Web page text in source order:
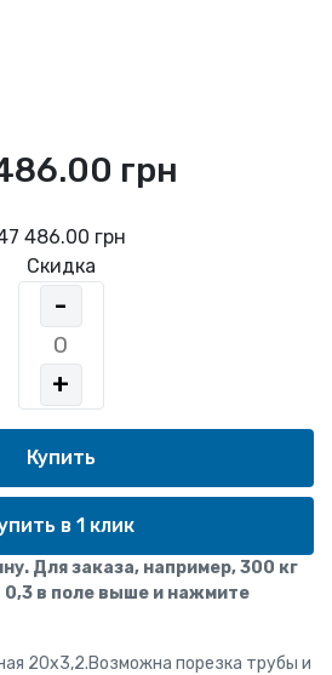
грн
486.00 грн
Скидка
-
+
в 1 клик
Для заказа, например, 300 кг
в поле выше и нажмите
20x3,2.Возможна порезка трубы и